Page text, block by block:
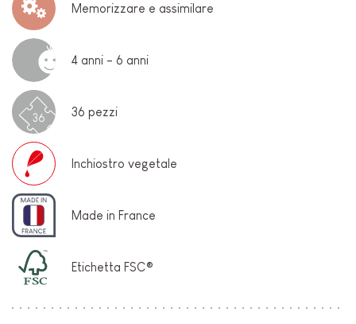
Memorizzare e assimilare
4 anni - 6 anni
36 36 pezzi
Inchiostro vegetale
Made in France
Etichetta FSC®